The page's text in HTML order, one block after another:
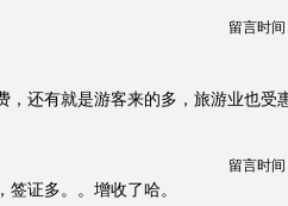
留言时间
，还有就是游客来的多，旅游业也受
留言时间
签证多。。增收了哈。